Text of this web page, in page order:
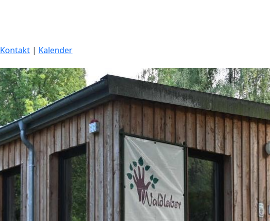
Kontakt | Kalender